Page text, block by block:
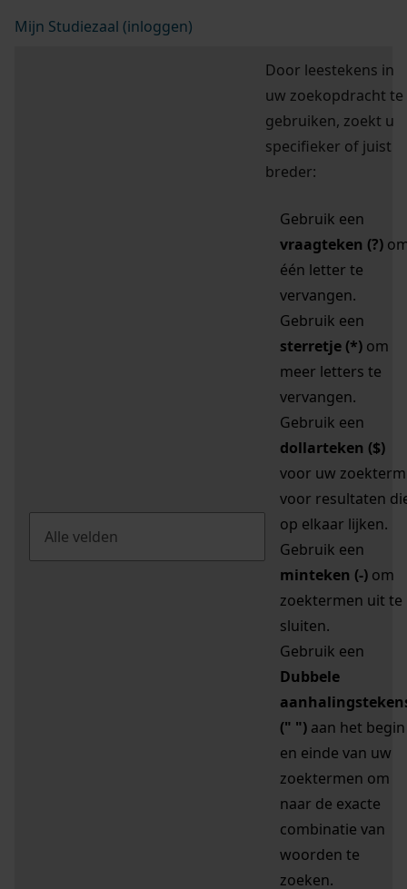
Mijn Studiezaal (inloggen)
Door leestekens in
uw zoekopdracht te
gebruiken, zoekt u
specifieker of juist
breder:
Gebruik een
vraagteken (?)
één letter te
vervangen.
Gebruik een
sterretje (*) om
meer letters te
vervangen.
Gebruik een
dollarteken ($)
voor uw zoekterm
voor resultaten
op elkaar lijken.
Gebruik een
minteken (-) om
zoektermen uit te
sluiten.
Gebruik een
Dubbele
(" ") aan het begin
en einde van uw
zoektermen om
naar de exacte
combinatie van
woorden te
zoeken.